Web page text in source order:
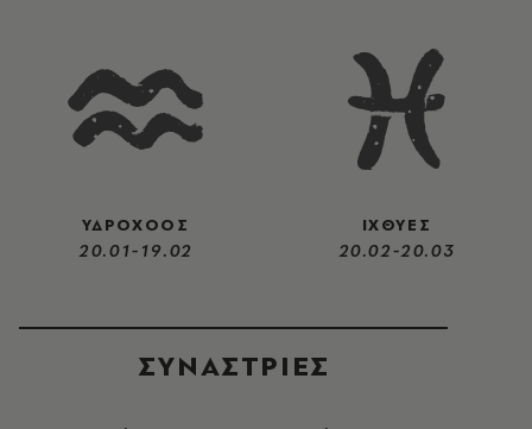
ΥΔΡΟΧΟΟΣ
20.01-19.02
ΙΧΘΥΕΣ
20.02-20.03
ΣΥΝΑΣΤΡIΕΣ